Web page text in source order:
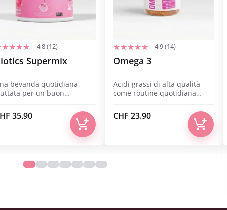
4,8 (12)
Supermix
bevanda quotidiana
per un buon
35.90
4,9 (14)
Omega 3
Acidi grassi di alta qualità
come routine quotidiana
CHF 23.90